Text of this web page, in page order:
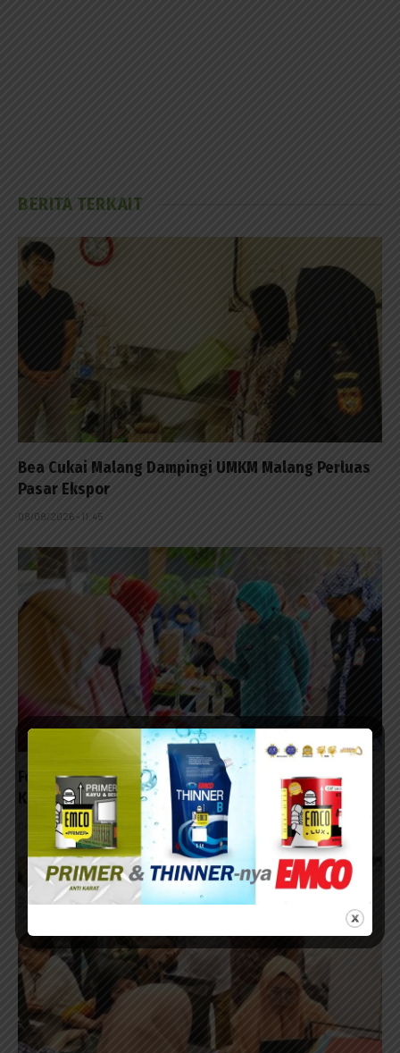
BERITA TERKAIT
Bea Cukai Malang Dampingi UMKM Malang Perluas
Pasar Ekspor
08/08/2026 - 11:45
Festival Makanan Khas Probolinggo 2026 Dorong
Kuliner Lokal Jadi Magnet Pariwisata
08/08/2026 - 09:23